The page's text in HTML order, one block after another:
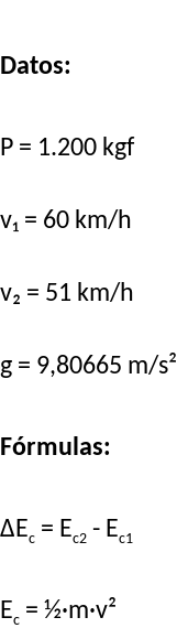
Datos:
P = 1.200 kgf
v₁ = 60 km/h
v₂ = 51 km/h
g = 9,80665 m/s²
Fórmulas:
ΔEc = Ec2 - Ec1
Ec = ½·m·v²